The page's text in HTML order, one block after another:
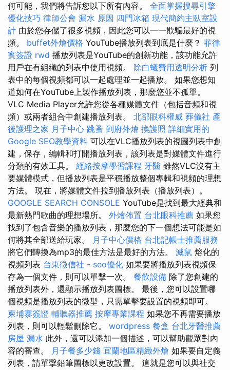
何可能，我們將告訴您以下所有內容。 全面掌握搜尋引擎
優化技巧 律師公會 漏水 原因 四門冰箱 現代簡約主臥室設
計 由於您存儲了很多視頻，因此您可以一一欺騙最好的視
頻。 buffet外燴價格 YouTube播放列表到底是什麼？ 菲律
賓簽證 rwd 播放列表是YouTube的創新功能，該功能允許
用戶在有組織的列表中使用視頻。 除白蟻費用透明分析 列
表中的每個視頻都可以一起處理並一起播放。 如果您想知
道如何在YouTube上製作播放列表，那麼您並不孤單。
VLC Media Player允許您從各種媒體文件（包括音頻和視
頻）或兩者組合中創建播放列表。 北部眼科權威 葬儀社 產
後護理之家 月子中心 跳蚤 到府外燴 換護照 詳細實用的
Google SEO教學資料 可以在VLC播放列表的視圖列表中創
建，保存，編輯和打開播放列表，該列表是對媒體文件進行
分類的有效工具。 經絡按摩學習課程 牙醫 雖然VLC沒有主
要媒體模式，但播放列表是平穩播放整個專輯和視頻的理想
方法。 現在，將媒體文件拉到播放列表（播放列表）。
GOOGLE SEARCH CONSOLE YouTube是找到最大經典和
最新熱門歌曲的理想場所。 外燴佈置 台北眼科推薦 如果您
找到了包含音樂的播放列表，那麼您的下一個想法可能是如
何將其全部送給玩家。 月子中心價格 台北記帳士推薦服務
將它們轉換為mp3的最佳方法是最好的方法。 滅鼠 熔化的
視頻列表 台東徵信社 - seo優化 如果要將播放列表視頻保
存為一個文件，則可以單擊一次。 餐飲設備 除了您創建的
播放列表外，還顯示播放列表圖標。 最後，您可以設置哪
個視頻是播放列表的微型，只需單擊要設置的視頻即可。
柬埔寨簽證 輔聽器推薦 按摩專業課程 如果您不再需要播放
列表，則可以輕鬆刪除它。 wordpress 餐盒 台北牙醫推薦
房屋 漏水 此外，還可以添加一個描述，可以幫助觀眾對內
容的審查。 月子餐多少錢 宜蘭地區精緻外燴 如果要自定義
列表，請單擊鉛筆圖標以更改設置。 這就是您可以與社交